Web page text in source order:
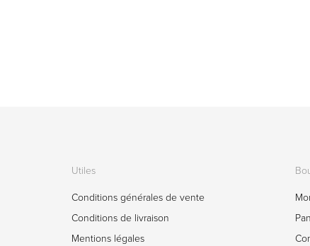
Utiles
Conditions générales de vente
Conditions de livraison
Mentions légales